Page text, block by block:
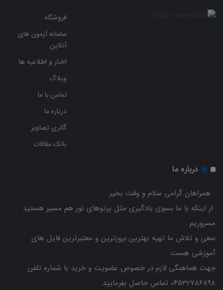
فروشگاه
سامانه آزمون های
آنلاین
اخبار و اطلاعیه ها
وبلاگ
تماس با ما
درباره ما
گالری تصاویر
بانک مقالات
درباره ما
همراهان گرامی سلام و وقت بخیر.
از اینکه با ما بسوی یادگیری مثل پرتوهای نور هم مسیر هستید
مسروریم .
سعی و تلاش ما تهیه بهترین بروزترین و معتبرترین فایل های
آموزشی هست.
جهت هماهنگی لازم در خصوص عضویت و خرید با شماره تلفن
04532786898 تماس حاصل بفرمایید.